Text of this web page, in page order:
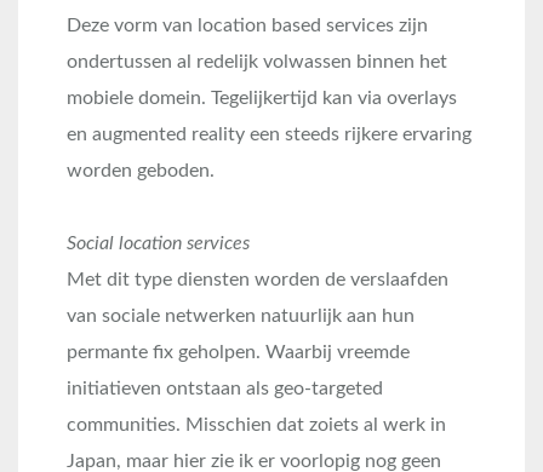
Deze vorm van location based services zijn
ondertussen al redelijk volwassen binnen het
mobiele domein. Tegelijkertijd kan via overlays
en augmented reality een steeds rijkere ervaring
worden geboden.
Social location services
Met dit type diensten worden de verslaafden
van sociale netwerken natuurlijk aan hun
permante fix geholpen. Waarbij vreemde
initiatieven ontstaan als geo-targeted
communities. Misschien dat zoiets al werk in
Japan, maar hier zie ik er voorlopig nog geen